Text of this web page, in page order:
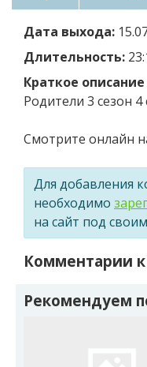
Дата выхода:
Длительность:
Краткое
Родители 3 сезон 4
Смотрите онлайн
Для добавления
необходимо
на сайт под
Комментарии
Рекомендуем